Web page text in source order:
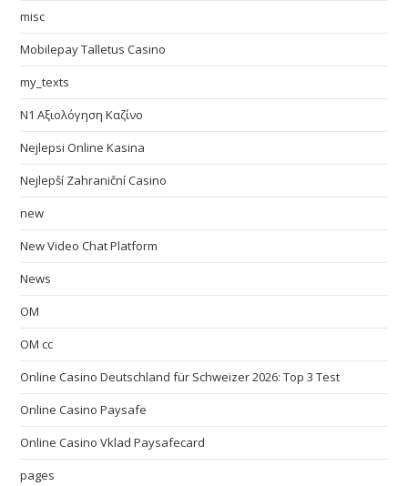
misc
Mobilepay Talletus Casino
my_texts
N1 Αξιολόγηση Καζίνο
Nejlepsi Online Kasina
Nejlepší Zahraniční Casino
new
New Video Chat Platform
News
OM
OM cc
Online Casino Deutschland für Schweizer 2026: Top 3 Test
Online Casino Paysafe
Online Casino Vklad Paysafecard
pages